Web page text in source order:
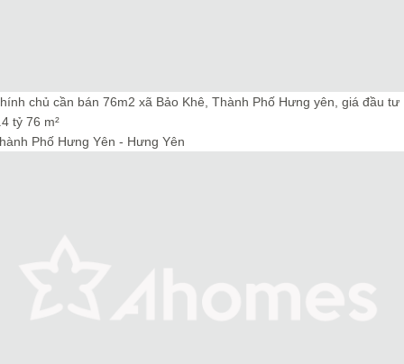
chủ cần bán 76m2 xã Bảo Khê, Thành Phố Hưng yên, giá đầu tư
tỷ 76 m²
Phố Hưng Yên - Hưng Yên